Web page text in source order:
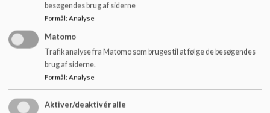
ENGLISH Information for parents
Regnbuens velkomstfolder
ENGLISH Regnbuen's welcome pamphlet
besøgendes brug af siderne
Formål : Analyse
Matomo
Trafikanalyse fra Matomo som bruges til at følge de besøgendes
brug af siderne.
Formål: Analyse
Aktiver/deaktivér alle